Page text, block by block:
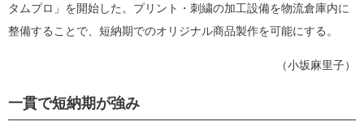
タムプロ」を開始した。プリント・刺繍の加工設備を物流倉庫内に
整備することで、短納期でのオリジナル商品製作を可能にする。
（小坂麻里子）
一貫で短納期が強み